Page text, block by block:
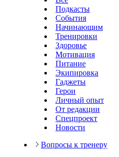
Подкасты
События
Начинающим
Тренировки
Здоровье
Мотивация
Питание
Экипировка
Гаджеты
Герои
Личный опыт
От редакции
Спецпроект
Новости
Вопросы к тренеру